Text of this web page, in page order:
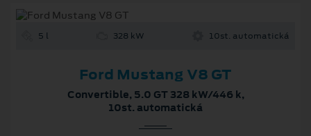
5 l 328 kW 10st. automatická
Ford Mustang V8 GT
Convertible, 5.0 GT 328 kW/446 k,
10st. automatická